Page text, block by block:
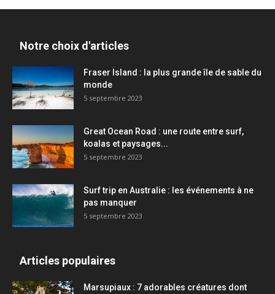
Notre choix d'articles
Fraser Island : la plus grande île de sable du
monde
5 septembre 2023
Great Ocean Road : une route entre surf,
koalas et paysages...
5 septembre 2023
Surf trip en Australie : les événements à ne
pas manquer
5 septembre 2023
Articles populaires
Marsupiaux : 7 adorables créatures dont